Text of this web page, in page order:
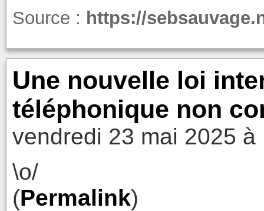
Source : https://
Une nouvelle loi
téléphonique non
vendredi 23 mai 2025 à
\o/
(Permalink)